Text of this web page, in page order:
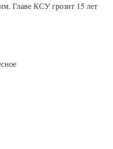
Главе КСУ грозит 15 лет